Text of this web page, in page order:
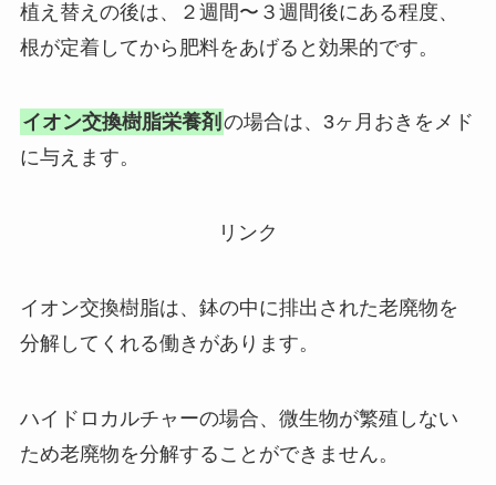
植え替えの後は、２週間〜３週間後にある程度、
根が定着してから肥料をあげると効果的です。
イオン交換樹脂栄養剤 の場合は、3ヶ月おきをメド
に与えます。
リンク
イオン交換樹脂は、鉢の中に排出された老廃物を
分解してくれる働きがあります。
ハイドロカルチャーの場合、微生物が繁殖しない
ため老廃物を分解することができません。